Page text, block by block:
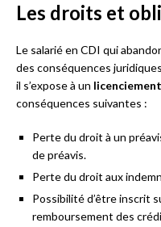
Les droits et
Le salarié en CDI qui
des conséquences
il s’expose à un
conséquences suivantes :
Perte du droit à un
de préavis.
Perte du droit aux
Possibilité d’être inscrit
remboursement des